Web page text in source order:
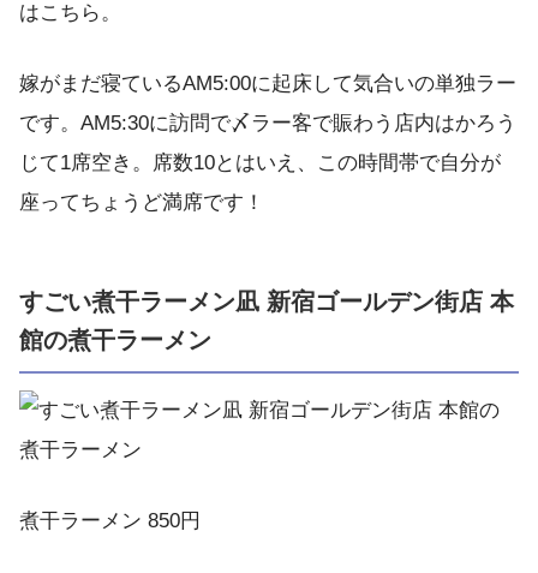
はこちら。
嫁がまだ寝ているAM5:00に起床して気合いの単独ラー
です。AM5:30に訪問で〆ラー客で賑わう店内はかろう
じて1席空き。席数10とはいえ、この時間帯で自分が
座ってちょうど満席です！
すごい煮干ラーメン凪 新宿ゴールデン街店 本
館の煮干ラーメン
煮干ラーメン 850円